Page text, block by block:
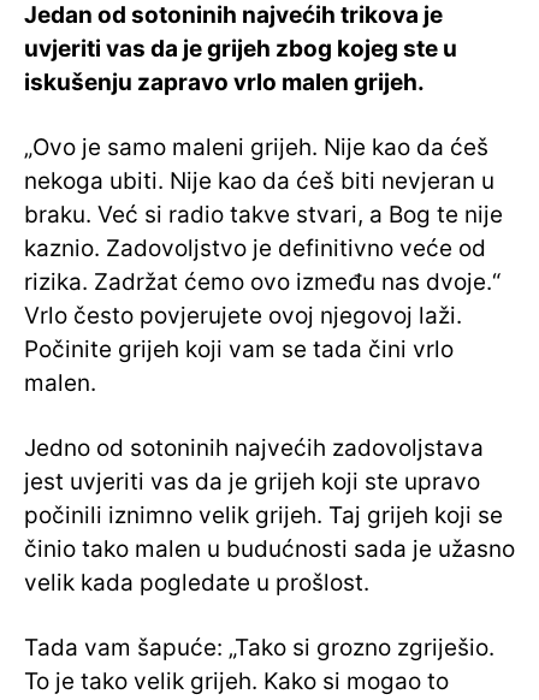
Jedan od sotoninih najvećih trikova je
uvjeriti vas da je grijeh zbog kojeg ste u
iskušenju zapravo vrlo malen grijeh.
„Ovo je samo maleni grijeh. Nije kao da ćeš
nekoga ubiti. Nije kao da ćeš biti nevjeran u
braku. Već si radio takve stvari, a Bog te nije
kaznio. Zadovoljstvo je definitivno veće od
rizika. Zadržat ćemo ovo između nas dvoje.“
Vrlo često povjerujete ovoj njegovoj laži.
Počinite grijeh koji vam se tada čini vrlo
malen.
Jedno od sotoninih najvećih zadovoljstava
jest uvjeriti vas da je grijeh koji ste upravo
počinili iznimno velik grijeh. Taj grijeh koji se
činio tako malen u budućnosti sada je užasno
velik kada pogledate u prošlost.
Tada vam šapuće: „Tako si grozno zgriješio.
To je tako velik grijeh. Kako si mogao to